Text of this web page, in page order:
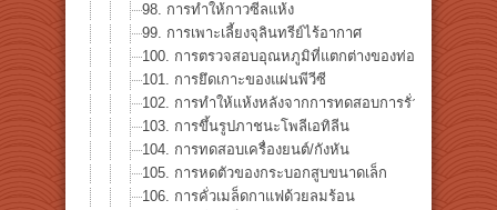
98. การทำให้กาวซีลแห้ง
99. การเพาะเลี้ยงจุลินทรีย์ไร้อากาศ
100. การตรวจสอบอุณหภูมิที่แตกต่างของท่อความร้อน
101. การยึดเกาะของแผ่นพีวีซี
102. การทำให้แห้งหลังจากการทดสอบการรั่วไหลโดยใช้
103. การขึ้นรูปภาชนะโพลีเอทิลีน
104. การทดสอบเครื่องยนต์/กังหัน
105. การหดตัวของกระบอกสูบขนาดเล็ก
106. การคั่วเมล็ดกาแฟด้วยลมร้อน